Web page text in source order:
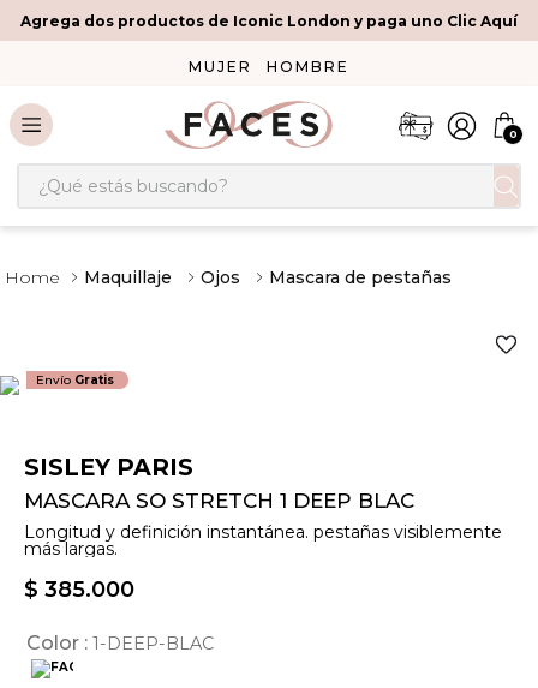
Agrega dos productos de Iconic London y paga uno Clic Aquí
MUJER HOMBRE
0
¿Qué estás buscando?
Maquillaje Ojos Mascara de pestañas
Envío Gratis
SISLEY PARIS
MASCARA SO STRETCH 1 DEEP BLAC
Longitud y definición instantánea. pestañas visiblemente
más largas.
$ 385.000
Color 1-DEEP-BLAC